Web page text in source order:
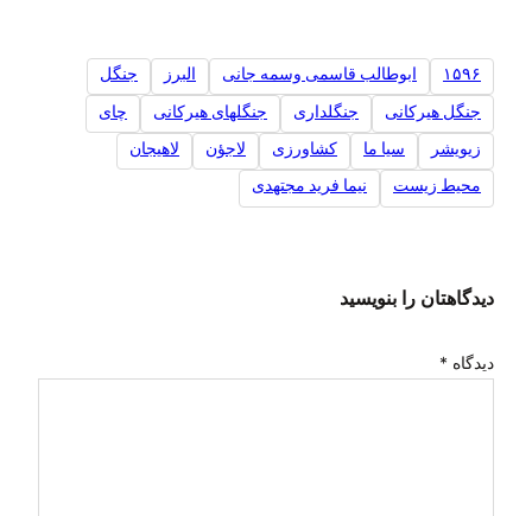
۱۵۹۶ ابوطالب قاسمی وسمه جانی البرز جنگل
جنگل هیرکانی جنگلداری جنگلهای هیرکانی چای
زيويشر سيا ما کشاورزی لاجؤن لاهیجان
محیط زیست نیما فرید مجتهدی
دیدگاهتان را بنویسید
دیدگاه *